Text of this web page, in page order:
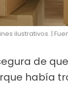
ilustrativos. |
de
había